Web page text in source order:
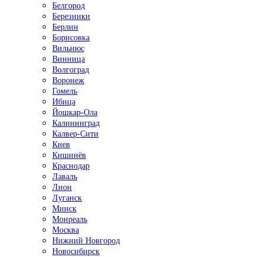
Белгород
Березники
Берлин
Борисовка
Вильнюс
Винница
Волгоград
Воронеж
Гомель
Ибица
Йошкар-Ола
Калининград
Калвер-Сити
Киев
Кишинёв
Краснодар
Лаваль
Лион
Луганск
Минск
Монреаль
Москва
Нижний Новгород
Новосибирск